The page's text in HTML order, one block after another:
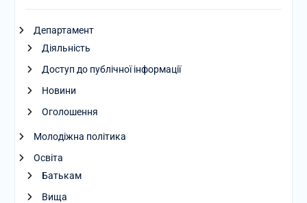
Департамент
Діяльність
Доступ до публічної інформації
Новини
Оголошення
Молодіжна політика
Освіта
Батькам
Вища